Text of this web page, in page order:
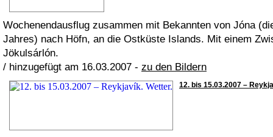
Wochenendausflug zusammen mit Bekannten von Jóna
Jahres) nach Höfn, an die Ostküste Islands. Mit einem
Jökulsárlón.
/ hinzugefügt am 16.03.2007 - zu den Bildern
12. bis 15.03.2007 –